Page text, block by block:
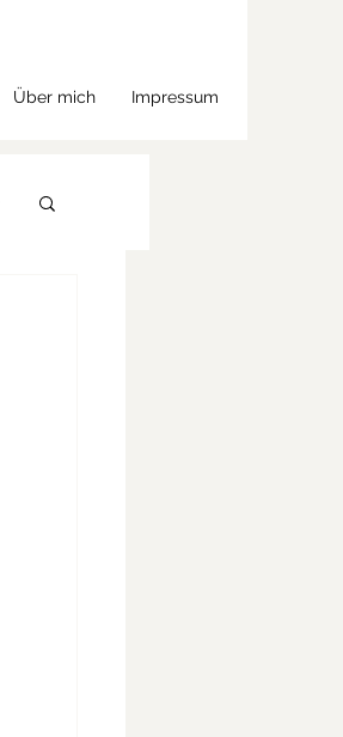
Über mich Impressum